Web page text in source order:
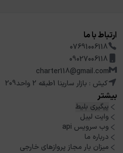
ارتباط با ما
07691006118
09027006118
charter118@gmail.com
کیش : بازار سارینا 1طبقه 2 واحد209
بیشتر
پیگیری بلیط
وایت لیبل
وب سرویس api
درباره ما
میزان بار مجاز پروازهای خارجی